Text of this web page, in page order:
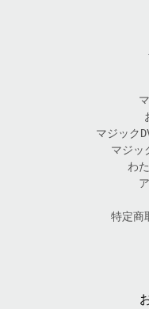
マジック
マジッ
わ
特定商